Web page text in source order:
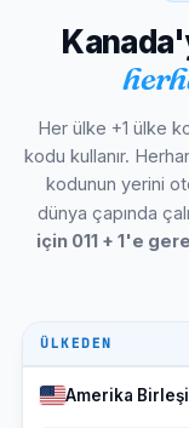
Laval, Kalite
Londra, ON
Markham, ON
Vaughan, ON
Kitchener-
Her ülke +1 ülke
kodu kullanır.
kodunun yerini
dünya çapında
için 011 + 1'e
ÜLKEDEN
Amerika